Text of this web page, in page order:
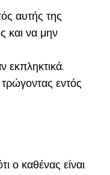
αυτής της
και να μην
εκπληκτικά.
εντός
ο καθένας είναι